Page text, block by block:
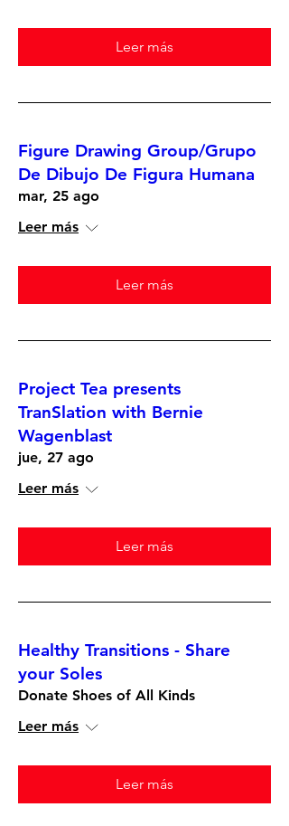
Leer más
Figure Drawing Group/Grupo
De Dibujo De Figura Humana
mar, 25 ago
Leer más
Leer más
Project Tea presents
TranSlation with Bernie
Wagenblast
jue, 27 ago
Leer más
Leer más
Healthy Transitions - Share
your Soles
Donate Shoes of All Kinds
Leer más
Leer más